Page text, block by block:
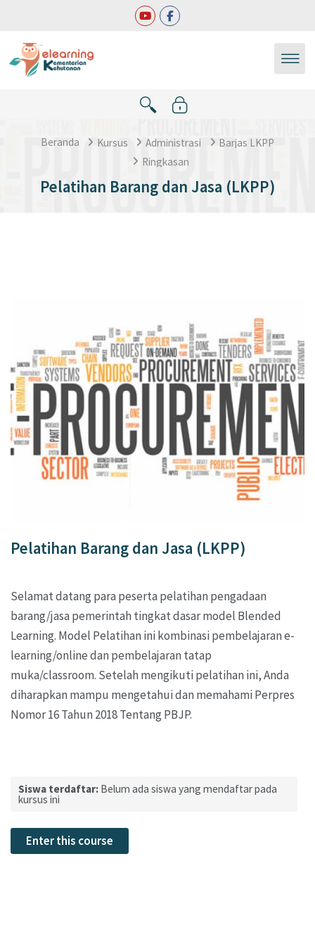
Beranda Kursus Administrasi
Barjas LKPP
Ringkasan
Pelatihan Barang dan Jasa (LKPP)
Pelatihan Barang dan Jasa (LKPP)
Selamat datang para peserta pelatihan pengadaan
barang/jasa pemerintah tingkat dasar model Blended
Learning. Model Pelatihan ini kombinasi pembelajaran e-
learning/online dan pembelajaran tatap
muka/classroom. Setelah mengikuti pelatihan ini, Anda
diharapkan mampu mengetahui dan memahami Perpres
Nomor 16 Tahun 2018 Tentang PBJP.
Siswa terdaftar: Belum ada siswa yang mendaftar pada
kursus ini
Enter this course